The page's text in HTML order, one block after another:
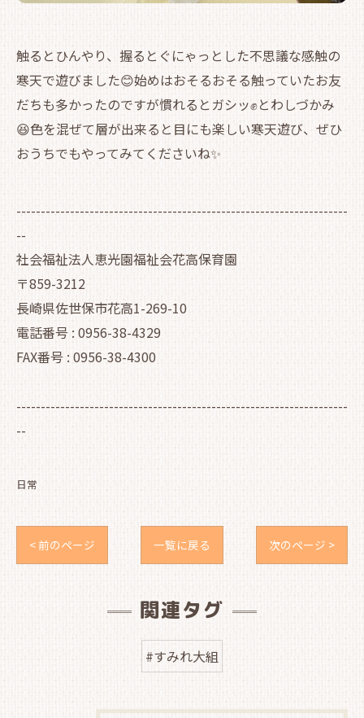
触るとひんやり、握るとぐにゃっとした不思議な感触の
寒天で遊びました😊始めはおそるおそる触っていたお友
だちも多かったのですが慣れるとガシッ✊とわしづかみ
😆色を混ぜて層が出来ると目にも楽しい寒天遊び、ぜひ
おうちでもやってみてくださいね✨
--------------------------------------------------------------------
--
社会福祉法人恵光園福祉会花高保育園
〒859-3212
長崎県佐世保市花高1-269-10
電話番号 : 0956-38-4329
FAX番号 : 0956-38-4300
--------------------------------------------------------------------
--
日常
< 前のページ 一覧に戻る 次のページ >
関連タグ
#すみれ大組